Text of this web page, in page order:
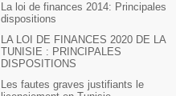
La loi de finances 2014: Principales
dispositions
LA LOI DE FINANCES 2020 DE LA
TUNISIE : PRINCIPALES
DISPOSITIONS
Les fautes graves justifiants le